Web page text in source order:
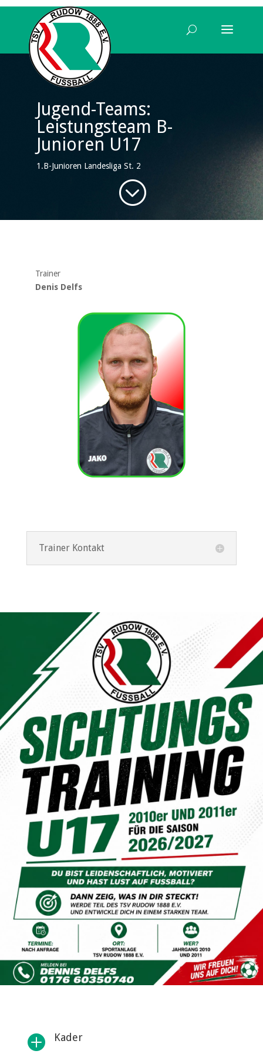
Jugend-Teams:
Leistungsteam B-
Junioren U17
1.B-Junioren Landesliga St. 2
;
Trainer
Denis Delfs
Trainer Kontakt
 Kader